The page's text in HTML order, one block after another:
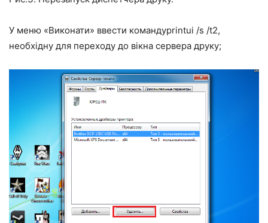
У меню «Виконати» ввести командуprintui /s /t2,
необхідну для переходу до вікна сервера друку;